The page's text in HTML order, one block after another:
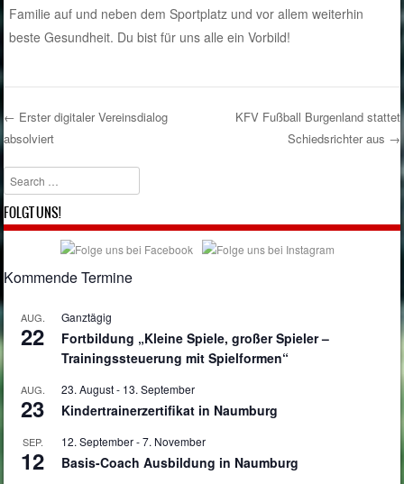
Familie auf und neben dem Sportplatz und vor allem weiterhin
beste Gesundheit. Du bist für uns alle ein Vorbild!
Post navigation
← Erster digitaler Vereinsdialog
absolviert
KFV Fußball Burgenland stattet
Schiedsrichter aus →
Search
FOLGT UNS!
Kommende Termine
AUG.
22
Ganztägig
Fortbildung „Kleine Spiele, großer Spieler –
Trainingssteuerung mit Spielformen“
AUG.
23
23. August- 13. September
Kindertrainerzertifikat in Naumburg
SEP.
12
12. September-7. November
Basis-Coach Ausbildung in Naumburg